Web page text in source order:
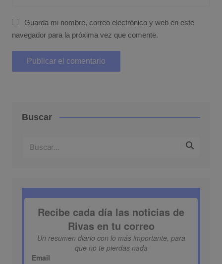
Guarda mi nombre, correo electrónico y web en este
navegador para la próxima vez que comente.
Buscar